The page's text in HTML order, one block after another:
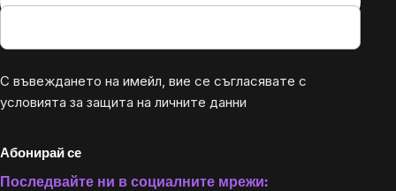
С въвеждането на имейл, вие се съгласявате с
условията за защита на личните данни
Абонирай се
Последвайте ни в социалните мрежи: